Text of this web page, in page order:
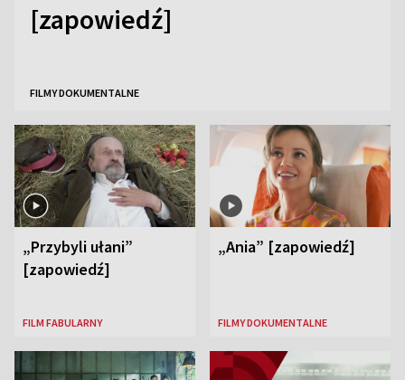
[zapowiedź]
FILMY DOKUMENTALNE
„Przybyli ułani”
[zapowiedź]
FILM FABULARNY
„Ania” [zapowiedź]
FILMY DOKUMENTALNE